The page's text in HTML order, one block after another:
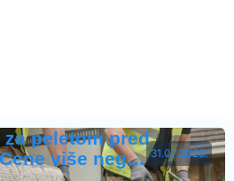
31.07.2026.
peletom pred
više neg…